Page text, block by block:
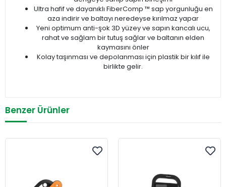
Ultra hafif ve dayanıklı FiberComp ™ sap yorgunluğu en
aza indirir ve baltayı neredeyse kırılmaz yapar
Yeni optimum anti-şok 3D yüzey ve sapın kancalı ucu,
rahat ve sağlam bir tutuş sağlar ve baltanın elden
kaymasını önler
Kolay taşınması ve depolanması için plastik bir kılıf ile
birlikte gelir.
Benzer Ürünler